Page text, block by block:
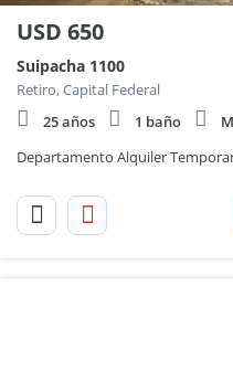
USD 650
Suipacha 1100
Retiro, Capital Federal
25 años
1 baño
Departamento Alquiler